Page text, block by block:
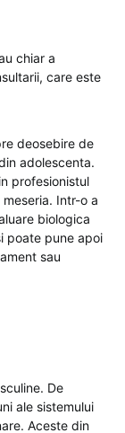
chiar a
care este
deosebire de
adolescenta.
profesionistul
Intr-o a
biologica
poate pune apoi
sau
De
ale sistemului
Aceste din